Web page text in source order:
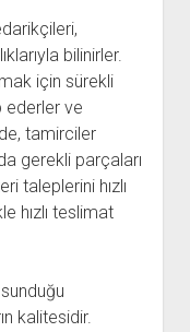
bilinirler.
için sürekli
ederler ve
tamirciler
gerekli parçaları
taleplerini hızlı
hızlı teslimat
kalitesidir.